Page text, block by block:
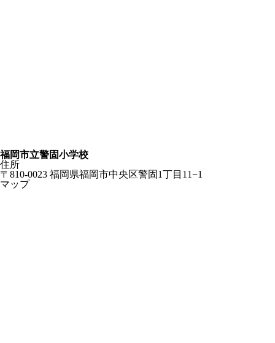
福岡市立警固小学校
住所
〒810-0023 福岡県福岡市中央区警固1丁目11−1
マップ